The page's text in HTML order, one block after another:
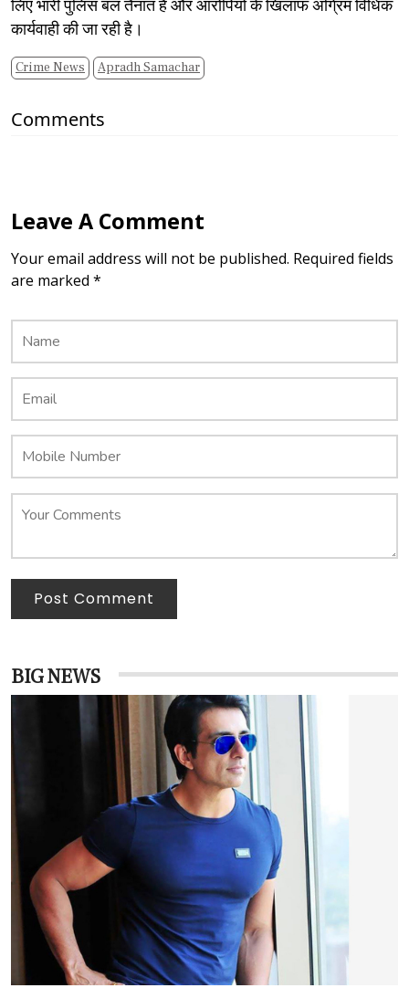
लिए भारी पुलिस बल तैनात है और आरोपियों के खिलाफ अग्रिम विधिक
कार्यवाही की जा रही है।
Crime News Apradh Samachar
Comments
Leave A Comment
Your email address will not be published. Required fields
are marked *
Post Comment
BIG NEWS